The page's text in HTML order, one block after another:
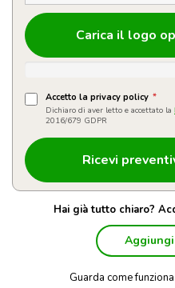
Carica il logo
Accetto la privacy policy *
Dichiaro di aver letto e accettato la
2016/679 GDPR
Hai già tutto chiaro?
Guarda come